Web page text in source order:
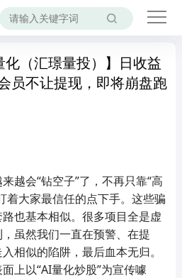
（汇璟量投）】日收益
员不让提现，即将崩盘跑
越会“钻空子”了，不再只靠“高
着大家最信任的点下手。这些骗
也基本相似。很多项目全是虚
虽然我们一直在预警、在提
相似的陷阱，最后血本无归。
上以“AI量化炒股”为宣传噱